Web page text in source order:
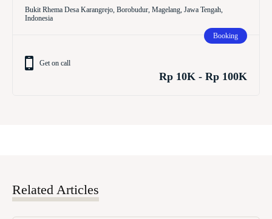
Bukit Rhema Desa Karangrejo, Borobudur, Magelang, Jawa Tengah,
Indonesia
Booking
Get on call
Rp 10K - Rp 100K
Related Articles